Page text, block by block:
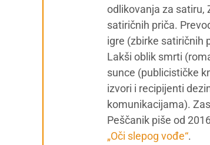
odlikovanja za satiru,
satiričnih priča.
igre (zbirke satiričnih
Lakši oblik smrti
sunce (publicističke
izvori i recipijenti
komunikacijama).
Peščanik piše od
„Oči slepog vođe“.